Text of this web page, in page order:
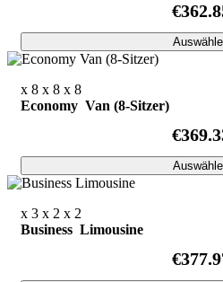
x 8 x 8 x 8
Economy Van (8-Sitzer)
x 3 x 2 x 2
Business Limousine